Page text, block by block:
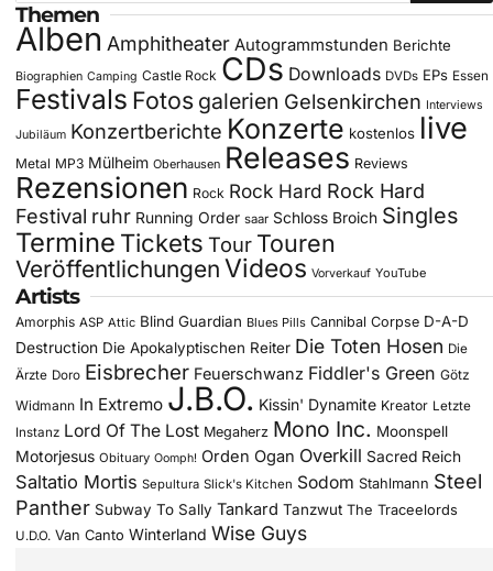
Themen
Alben Amphitheater Autogrammstunden Berichte
Biographien Camping Castle Rock CDs Downloads DVDs EPs Essen
Festivals Fotos galerien Gelsenkirchen Interviews
Jubiläum Konzertberichte Konzerte kostenlos live
Metal MP3 Mülheim Oberhausen Releases Reviews
Rezensionen Rock Rock Hard Rock Hard
Festival ruhr Running Order saar Schloss Broich Singles
Termine Tickets Tour Touren
Veröffentlichungen Videos Vorverkauf YouTube
Artists
Amorphis ASP Attic Blind Guardian Blues Pills Cannibal Corpse D-A-D
Destruction Die Apokalyptischen Reiter Die Toten Hosen Die
Ärzte Doro Eisbrecher Feuerschwanz Fiddler's Green Götz
Widmann In Extremo J.B.O. Kissin' Dynamite Kreator Letzte
Instanz Lord Of The Lost Megaherz Mono Inc. Moonspell
Motorjesus Obituary Oomph! Orden Ogan Overkill Sacred Reich
Saltatio Mortis Sepultura Slick's Kitchen Sodom Stahlmann Steel
Panther Subway To Sally Tankard Tanzwut The Traceelords
U.D.O. Van Canto Winterland Wise Guys